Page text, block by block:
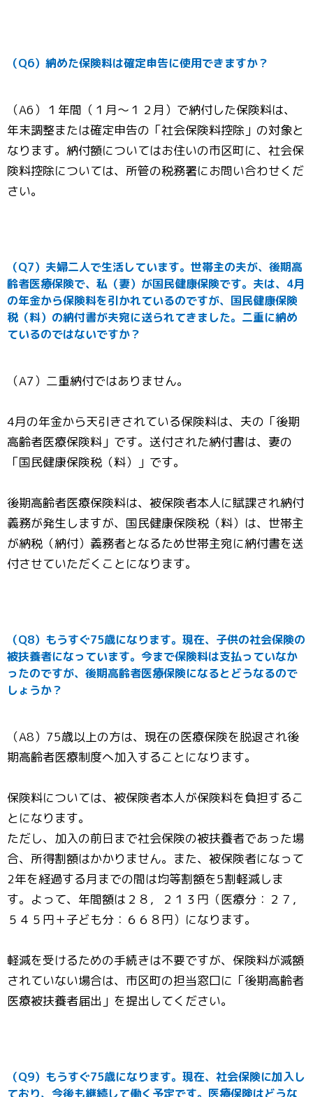
（Q6）納めた保険料は確定申告に使用できますか？
（A6）１年間（１月～１２月）で納付した保険料は、
年末調整または確定申告の「社会保険料控除」の対象と
なります。納付額についてはお住いの市区町に、社会保
険料控除については、所管の税務署にお問い合わせくだ
さい。
（Q7）夫婦二人で生活しています。世帯主の夫が、後期高
齢者医療保険で、私（妻）が国民健康保険です。夫は、4月
の年金から保険料を引かれているのですが、国民健康保険
税（料）の納付書が夫宛に送られてきました。二重に納め
ているのではないですか？
（A7）二重納付ではありません。
4月の年金から天引きされている保険料は、夫の「後期
高齢者医療保険料」です。送付された納付書は、妻の
「国民健康保険税（料）」です。
後期高齢者医療保険料は、被保険者本人に賦課され納付
義務が発生しますが、国民健康保険税（料）は、世帯主
が納税（納付）義務者となるため世帯主宛に納付書を送
付させていただくことになります。
（Q8）もうすぐ75歳になります。現在、子供の社会保険の
被扶養者になっています。今まで保険料は支払っていなか
ったのですが、後期高齢者医療保険になるとどうなるので
しょうか？
（A8）75歳以上の方は、現在の医療保険を脱退され後
期高齢者医療制度へ加入することになります。
保険料については、被保険者本人が保険料を負担するこ
とになります。
ただし、加入の前日まで社会保険の被扶養者であった場
合、所得割額はかかりません。また、被保険者になって
2年を経過する月までの間は均等割額を5割軽減しま
す。よって、年間額は２８，２１３円（医療分：２７，
５４５円＋子ども分：６６８円）になります。
軽減を受けるための手続きは不要ですが、保険料が減額
されていない場合は、市区町の担当窓口に「後期高齢者
医療被扶養者届出」を提出してください。
（Q9）もうすぐ75歳になります。現在、社会保険に加入し
ており、今後も継続して働く予定です。医療保険はどうな